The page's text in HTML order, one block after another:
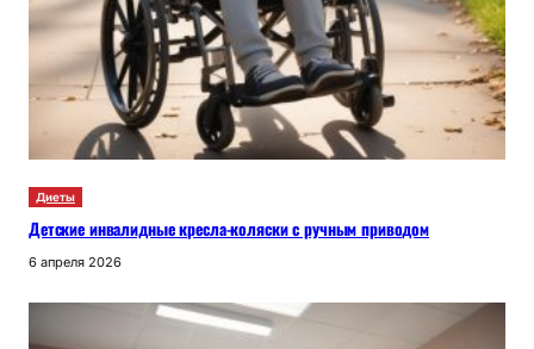
Диеты
Детские инвалидные кресла-коляски с ручным приводом
6 апреля 2026